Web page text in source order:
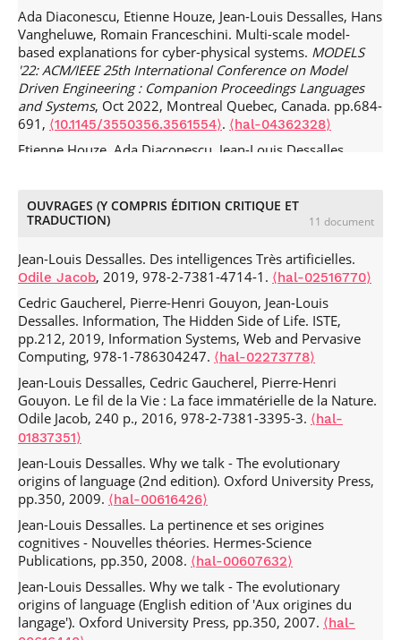
02287312⟩
Jean-Louis Dessalles. Comment nous optimisons nos
signaux sociaux.La Recherche, 2014, 494, pp.56-59.⟨hal-
02286985⟩
Antoine Saillenfest, Jean-Louis Dessalles. Can believable
characters act unexpectedly?.Literary and Linguistic
Computing, 2014, 29 (4), pp.606-620.
⟨10.1093/llc/fqu042⟩.⟨hal-01072219⟩
, 2014, 68 (6), pp.1640-1650.
⟨hal-02286932⟩
language: Biolinguistic perspectives (R. Larson et al., CUP,
2010).Language, 2011, 87 (2), pp.411-414.
⟨10.1353/lan.2011.0042⟩ . ⟨hal-02286881⟩
Jean-Louis Dessalles. Sharing cognitive dissonance as a
way to reach social harmony.Social Science Information
2011, 50 (1), pp.116-127.⟨hal-00616429⟩
Jean-Louis Dessalles. Reasoning as a lie detection device
(Commentary on Mercier and Sperber:'Why do humans
reason? Arguments for an argumentative theory').
Behavioral and Brain Sciences
Jean-Louis Dessalles. In praise of resemblance: Human
communicational universals as basis for mutual
Generalized Science of Humanity Series
5, pp.65-73.⟨hal-00616428⟩
Jean-Louis Dessalles. Et si la coopération était un mythe ?
Un pilier des sciences sociales ébranlé par la simulation.
Nouvelles perspectives en sciences sociales, 2010, 5 (2),
pp.79-89.⟨hal-00607633⟩
Ada Diaconescu, Etienne Houze, Jean-Louis Dessalles, Hans
Vangheluwe, Romain Franceschini. Multi-scale model-
based explanations for cyber-physical systems. MODELS
'22: ACM/IEEE 25th International Conference on Model
Driven Engineering : Companion Proceedings Languages
and Systems, Oct 2022, Montreal Quebec, Canada. pp.684-
691, ⟨10.1145/3550356.3561554⟩. ⟨hal-04362328⟩
Etienne Houze, Ada Diaconescu, Jean-Louis Dessalles,
International Conference on Autonomic Computing and
Self-Organizing Systems (ACSOS)
, Sep 2022, Califonia,
⟨10.1109/ACSOS55765.2022.00028⟩.⟨hal-04362167⟩
Etienne Houze, Ada Diaconescu, Jean-Louis Dessalles.
Using Decentralised Conflict-Abduction-Negation in Policy-
making.1st Workshop on Agent-based Modeling and
Policy-Making (AMPM2021) , Dec 2021, Vulnius, Lithuania.
⟨hal-04362362⟩
Kanvaly Fadiga, Ada Diaconescu, Jean-Louis Dessalles,
Etienne Houze. To do or not to do: finding causal relations
in smart homes. 2021 IEEE International Conference on
Autonomic Computing and Self-Organizing Systems
⟨10.1109/ACSOS52086.2021.00030⟩ .⟨hal-03814048⟩
Pierre Alexandre Murena, Marie Al-Ghossein, Jean-Louis
based on minimal complexity transformation.International
Joint Conference on Artificial Intelligence (IJCAI-2020)
2021, Kyoto, Japan. pp.1848-1854.⟨hal-02867163⟩
Etienne Houze, Ada Diaconescu, Jean-Louis Dessalles,
David Menga, Mathieu Schumann. A Decentralized
Approach to Explanatory Artificial Intelligence for
OUVRAGES (Y COMPRIS ÉDITION CRITIQUE ET
TRADUCTION)
11 document
Jean-Louis Dessalles. Des intelligences Très artificielles.
Odile Jacob, 2019, 978-2-7381-4714-1. ⟨hal-02516770⟩
Cedric Gaucherel, Pierre-Henri Gouyon, Jean-Louis
Dessalles. Information, The Hidden Side of Life. ISTE,
pp.212, 2019, Information Systems, Web and Pervasive
Computing, 978-1-786304247. ⟨hal-02273778⟩
Jean-Louis Dessalles, Cedric Gaucherel, Pierre-Henri
Gouyon. Le fil de la Vie : La face immatérielle de la Nature.
Odile Jacob, 240 p., 2016, 978-2-7381-3395-3. ⟨hal-
01837351⟩
Jean-Louis Dessalles. Why we talk - The evolutionary
origins of language (2nd edition). Oxford University Press,
pp.350, 2009. ⟨hal-00616426⟩
Jean-Louis Dessalles. La pertinence et ses origines
cognitives - Nouvelles théories. Hermes-Science
Publications, pp.350, 2008. ⟨hal-00607632⟩
Jean-Louis Dessalles. Why we talk - The evolutionary
origins of language (English edition of 'Aux origines du
langage'). Oxford University Press, pp.350, 2007. ⟨hal-